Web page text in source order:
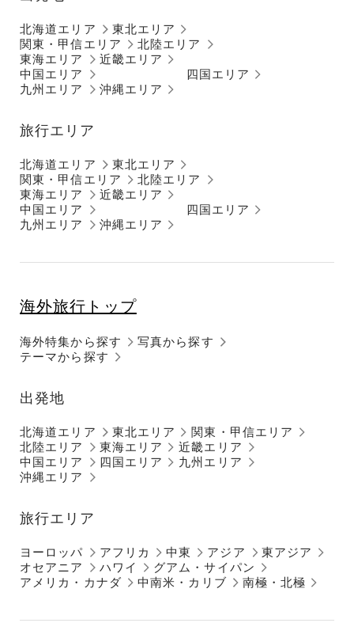
北海道エリア
東北エリア
関東・甲信エリア
北陸エリア
東海エリア
近畿エリア
中国エリア
四国エリア
九州エリア
沖縄エリア
旅行エリア
北海道エリア
東北エリア
関東・甲信エリア
北陸エリア
東海エリア
近畿エリア
中国エリア
四国エリア
九州エリア
沖縄エリア
海外旅行トップ
海外特集から探す
テーマから探す
写真から探す
出発地
北海道エリア 東北エリア
関東・甲信エリア
北陸エリア
東海エリア
近畿エリア
中国エリア
四国エリア
九州エリア
沖縄エリア
旅行エリア
ヨーロッパ アフリカ 中東 アジア
東アジア
オセアニア
ハワイ
グアム・サイパン
アメリカ・カナダ
中南米・カリブ 南極・北極